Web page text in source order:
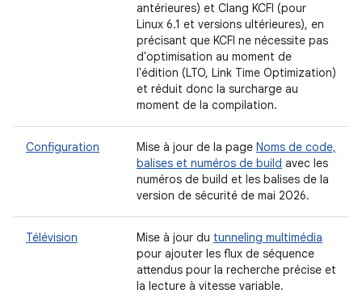
antérieures) et Clang KCFI (pour
Linux 6.1 et versions ultérieures), en
précisant que KCFI ne nécessite pas
d'optimisation au moment de
l'édition (LTO, Link Time Optimization)
et réduit donc la surcharge au
moment de la compilation.
Configuration Mise à jour de la page Noms de code,
balises et numéros de build avec les
numéros de build et les balises de la
version de sécurité de mai 2026.
Télévision Mise à jour du tunneling multimédia
pour ajouter les flux de séquence
attendus pour la recherche précise et
la lecture à vitesse variable.